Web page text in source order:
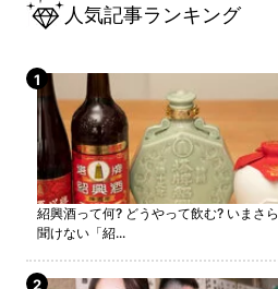
人気記事ランキング
紹興酒って何? どうやって飲む? いまさら
聞けない「紹...